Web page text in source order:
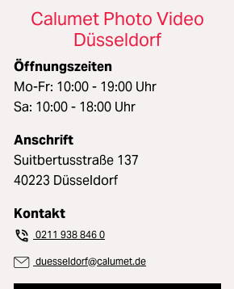
Calumet Photo Video
Düsseldorf
Öffnungszeiten
Mo-Fr: 10:00 - 19:00 Uhr
Sa: 10:00 - 18:00 Uhr
Anschrift
Suitbertusstraße 137
40223 Düsseldorf
Kontakt
0211 938 846 0
duesseldorf@calumet.de